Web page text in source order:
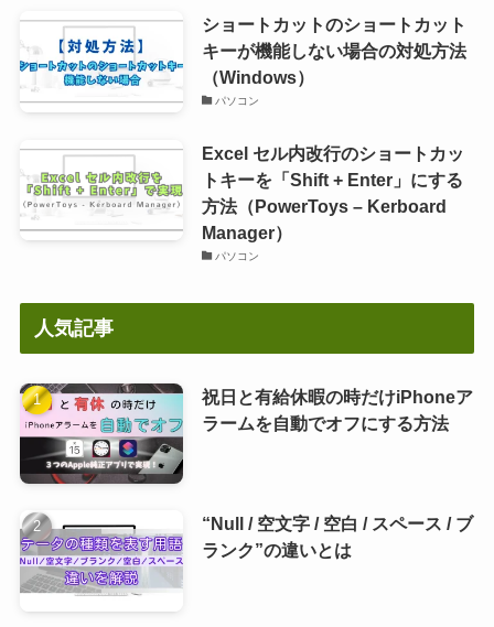
ショートカットのショートカット
キーが機能しない場合の対処方法
（Windows）
パソコン
Excel セル内改行のショートカッ
トキーを「Shift + Enter」にする
方法（PowerToys – Kerboard
Manager）
パソコン
人気記事
祝日と有給休暇の時だけiPhoneア
ラームを自動でオフにする方法
“Null / 空文字 / 空白 / スペース / ブ
ランク”の違いとは